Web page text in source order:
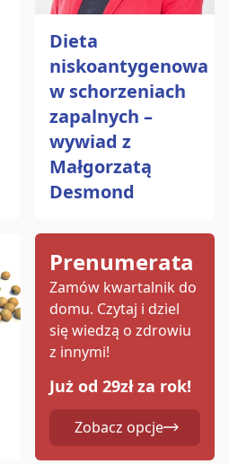
Dieta
niskoantygenowa
w schorzeniach
zapalnych –
wywiad z
Małgorzatą
Desmond
Prenumerata
Zamów kwartalnik do
domu. Czytaj i dziel
się wiedzą o zdrowiu
z innymi!
Już od 29zł za rok!
Zobacz opcje